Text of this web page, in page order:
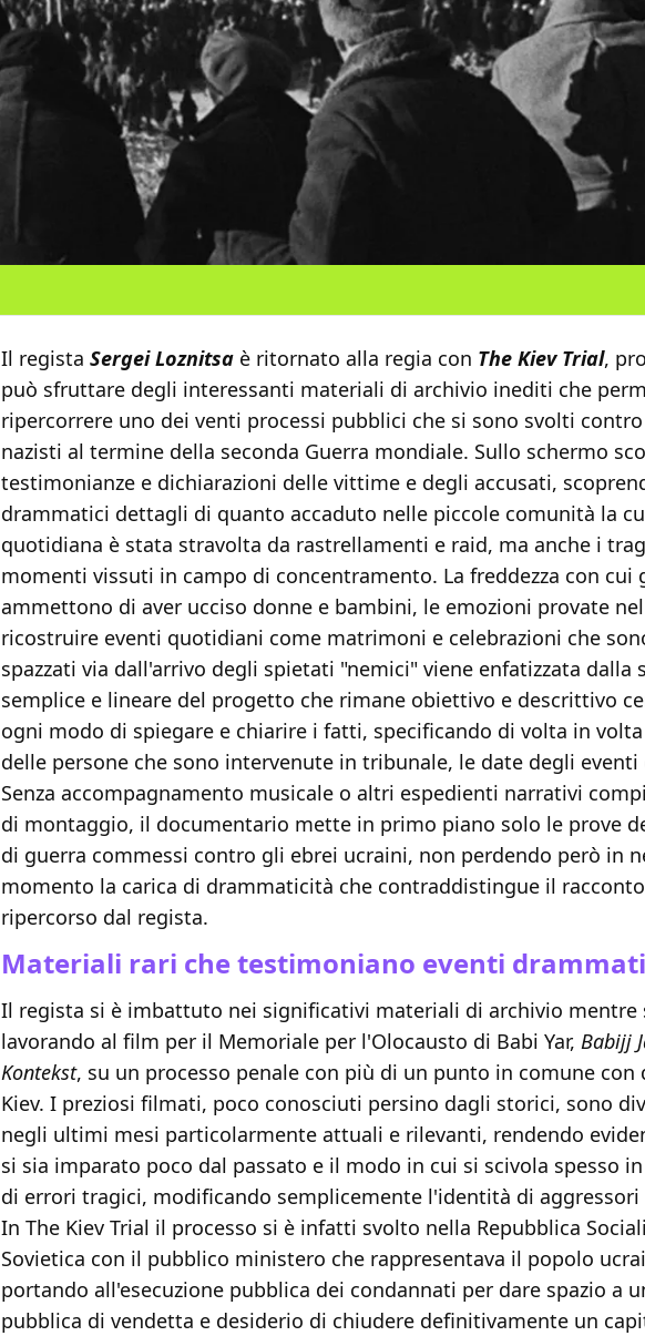
Il regista Sergei Loznitsa è ritornato alla regia con The Kiev Trial,
può sfruttare degli interessanti materiali di archivio inediti che
ripercorrere uno dei venti processi pubblici che si sono svolti
nazisti al termine della seconda Guerra mondiale. Sullo schermo
testimonianze e dichiarazioni delle vittime e degli accusati,
drammatici dettagli di quanto accaduto nelle piccole comunità la
quotidiana è stata stravolta da rastrellamenti e raid, ma anche i
momenti vissuti in campo di concentramento. La freddezza con cui
ammettono di aver ucciso donne e bambini, le emozioni provate nel
ricostruire eventi quotidiani come matrimoni e celebrazioni che
spazzati via dall'arrivo degli spietati "nemici" viene enfatizzata dalla
semplice e lineare del progetto che rimane obiettivo e descrittivo
ogni modo di spiegare e chiarire i fatti, specificando di volta in
delle persone che sono intervenute in tribunale, le date degli eventi
Senza accompagnamento musicale o altri espedienti narrativi
di montaggio, il documentario mette in primo piano solo le prove
di guerra commessi contro gli ebrei ucraini, non perdendo però in
momento la carica di drammaticità che contraddistingue il racconto
ripercorso dal regista.
Materiali rari che testimoniano eventi
Il regista si è imbattuto nei significativi materiali di archivio mentre
lavorando al film per il Memoriale per l'Olocausto di Babi Yar, Babijj
Kontekst, su un processo penale con più di un punto in comune con
Kiev. I preziosi filmati, poco conosciuti persino dagli storici, sono
negli ultimi mesi particolarmente attuali e rilevanti, rendendo
si sia imparato poco dal passato e il modo in cui si scivola spesso
di errori tragici, modificando semplicemente l'identità di
In The Kiev Trial il processo si è infatti svolto nella Repubblica
Sovietica con il pubblico ministero che rappresentava il popolo
portando all'esecuzione pubblica dei condannati per dare spazio a
pubblica di vendetta e desiderio di chiudere definitivamente un